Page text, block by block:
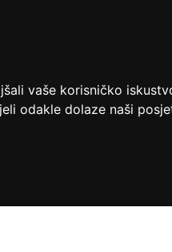
vaše korisničko
odakle dolaze naši